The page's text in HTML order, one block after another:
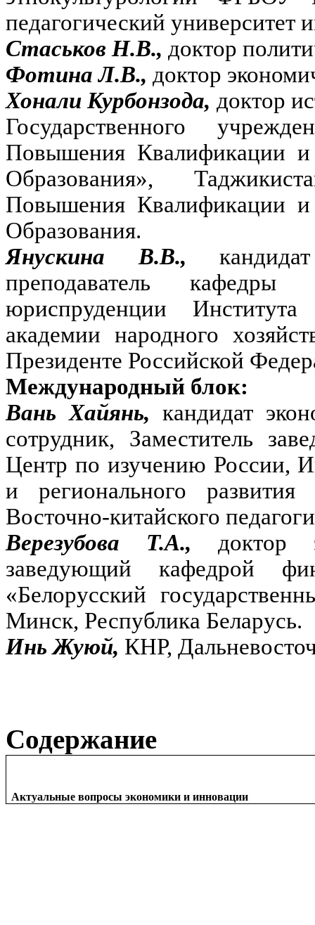
педагогический университет
Стаськов Н.В., доктор
Фотина Л.В., доктор
Хонали Курбонзода, доктор
Государственного
Повышения Квалификации и
Образования»,
Повышения Квалификации и
Образования.
Янускина В.В.,
преподаватель кафедры
юриспруденции
академии народного
Президенте Российской
Международный блок:
Вань Хайянь, кандидат
сотрудник, Заместитель
Центр по изучению России,
и регионального
Восточно-китайского
Верезубова Т.А.,
доктор
заведующий кафедрой
«Белорусский
Минск, Республика Беларусь.
Инь Жуюй, КНР,
Содержание
Актуальные вопросы экономики и инновации